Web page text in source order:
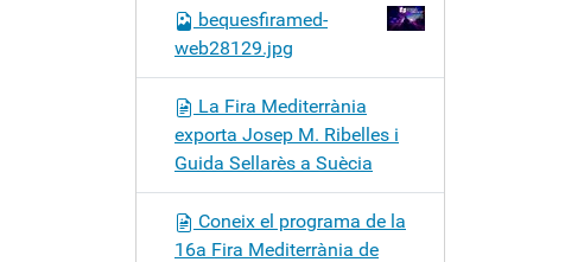
bequesfiramed-
web28129.jpg
La Fira Mediterrània
exporta Josep M. Ribelles i
Guida Sellarès a Suècia
Coneix el programa de la
16a Fira Mediterrània de